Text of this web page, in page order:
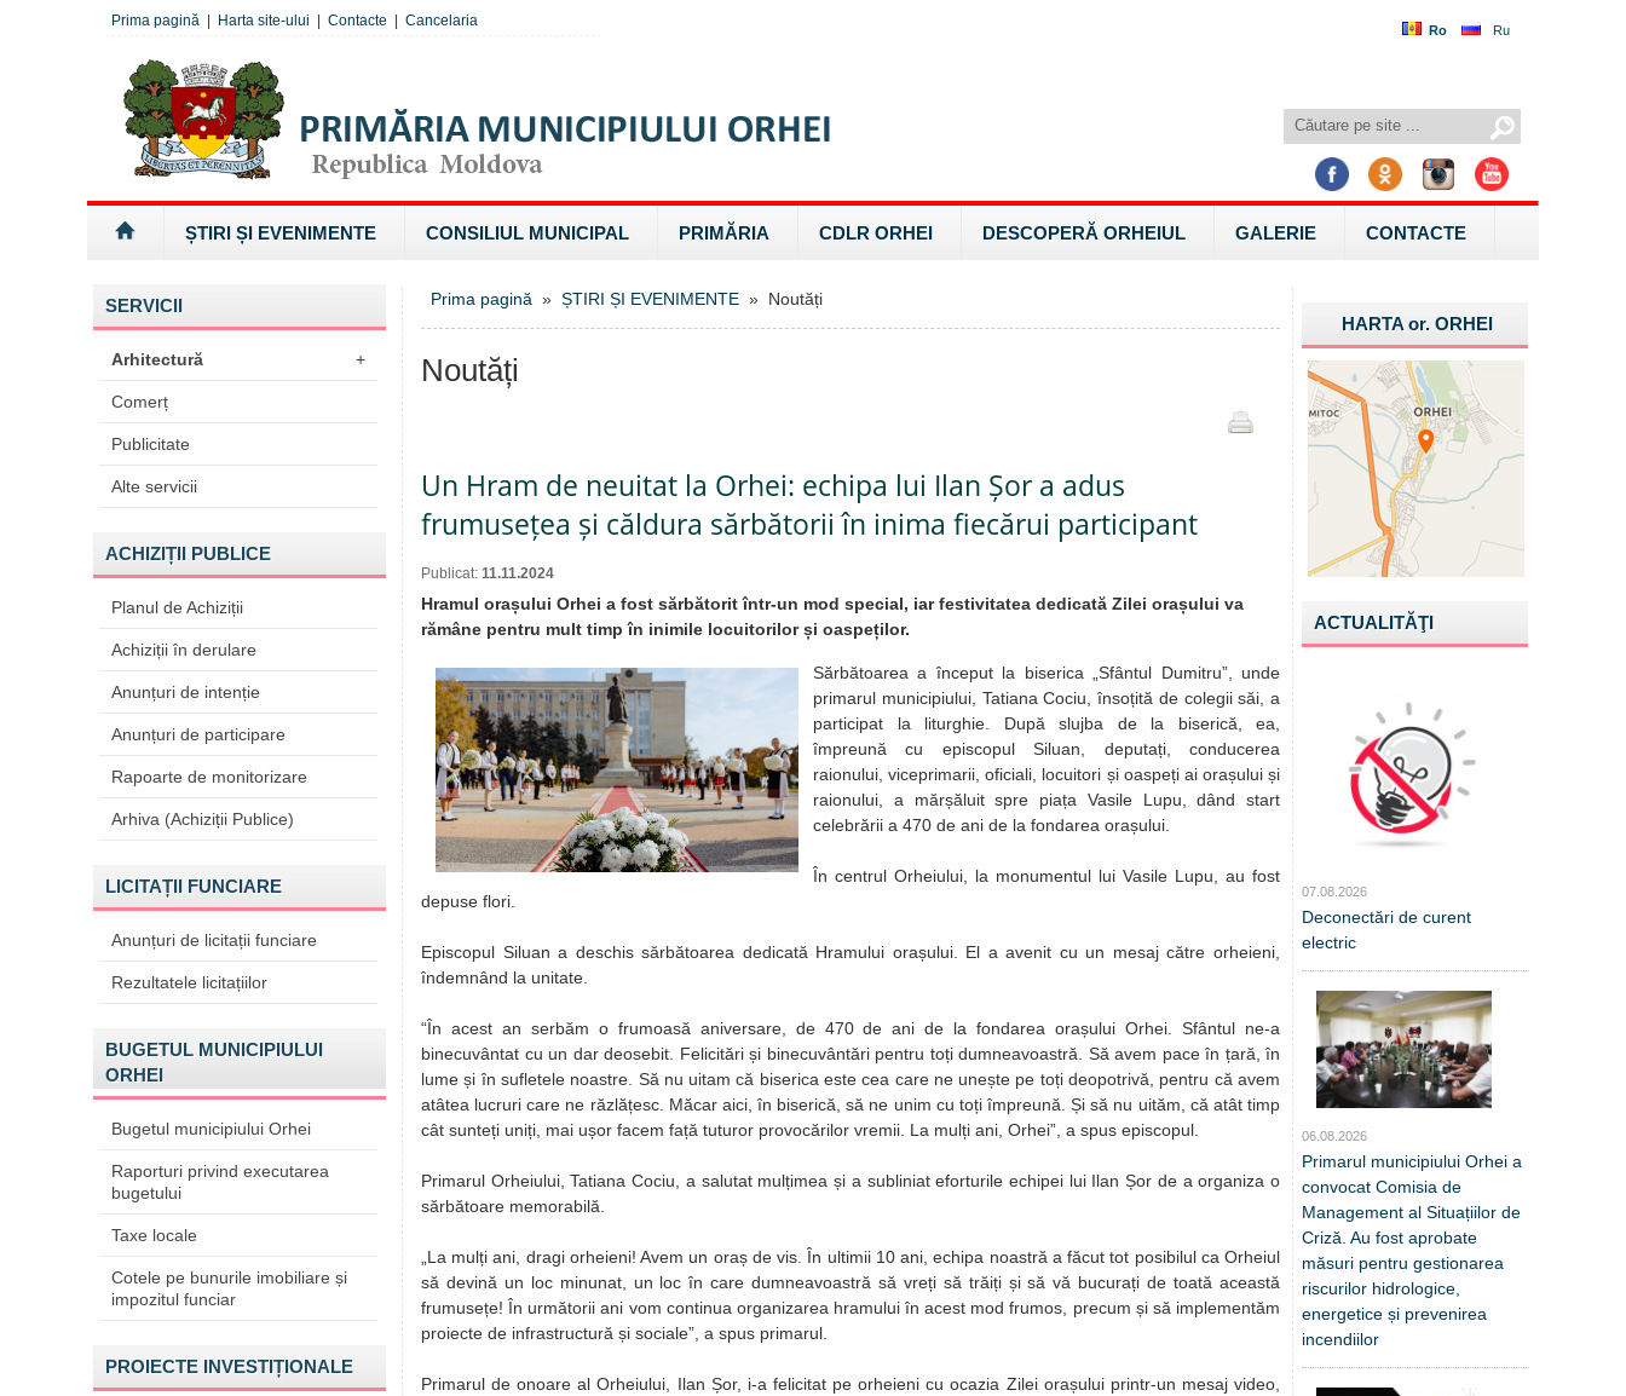
Ro Ru
Prima pagină Harta site-ului Contacte Cancelaria
ȘTIRI ȘI EVENIMENTE CONSILIUL MUNICIPAL PRIMĂRIA CDLR ORHEI DESCOPERĂ ORHEIUL GALERIE CONTACTE
SERVICII
Arhitectură +
Comerț
Publicitate
Alte servicii
ACHIZIȚII PUBLICE
Planul de Achiziții
Achiziții în derulare
Anunțuri de intenție
Anunțuri de participare
Rapoarte de monitorizare
Arhiva (Achiziții Publice)
LICITAȚII FUNCIARE
Anunțuri de licitații funciare
Rezultatele licitațiilor
BUGETUL MUNICIPIULUI
ORHEI
Bugetul municipiului Orhei
Raporturi privind executarea
bugetului
Taxe locale
Cotele pe bunurile imobiliare și
impozitul funciar
PROIECTE INVESTIȚIONALE
Prima pagină » ȘTIRI ȘI EVENIMENTE » Noutăți
Noutăți
Un Hram de neuitat la Orhei: echipa lui Ilan Șor a adus
frumusețea și căldura sărbătorii în inima fiecărui participant
Publicat: 11.11.2024
Hramul orașului Orhei a fost sărbătorit într-un mod special, iar festivitatea dedicată Zilei orașului va
rămâne pentru mult timp în inimile locuitorilor și oaspeților.
Sărbătoarea a început la biserica „Sfântul Dumitru”, unde
primarul municipiului, Tatiana Cociu, însoțită de colegii săi, a
participat la liturghie. După slujba de la biserică, ea,
împreună cu episcopul Siluan, deputați, conducerea
raionului, viceprimarii, oficiali, locuitori și oaspeți ai orașului și
raionului, a mărșăluit spre piața Vasile Lupu, dând start
celebrării a 470 de ani de la fondarea orașului.
În centrul Orheiului, la monumentul lui Vasile Lupu, au fost
depuse flori.
Episcopul Siluan a deschis sărbătoarea dedicată Hramului orașului. El a avenit cu un mesaj către orheieni,
îndemnând la unitate.
“În acest an serbăm o frumoasă aniversare, de 470 de ani de la fondarea orașului Orhei. Sfântul ne-a
binecuvântat cu un dar deosebit. Felicitări și binecuvântări pentru toți dumneavoastră. Să avem pace în țară, în
lume și în sufletele noastre. Să nu uitam că biserica este cea care ne unește pe toți deopotrivă, pentru că avem
atâtea lucruri care ne răzlățesc. Măcar aici, în biserică, să ne unim cu toți împreună. Și să nu uităm, că atât timp
cât sunteți uniți, mai ușor facem față tuturor provocărilor vremii. La mulți ani, Orhei”, a spus episcopul.
Primarul Orheiului, Tatiana Cociu, a salutat mulțimea și a subliniat eforturile echipei lui Ilan Șor de a organiza o
sărbătoare memorabilă.
„La mulți ani, dragi orheieni! Avem un oraș de vis. În ultimii 10 ani, echipa noastră a făcut tot posibilul ca Orheiul
să devină un loc minunat, un loc în care dumneavoastră să vreți să trăiți și să vă bucurați de toată această
frumusețe! În următorii ani vom continua organizarea hramului în acest mod frumos, precum și să implementăm
proiecte de infrastructură și sociale”, a spus primarul.
Primarul de onoare al Orheiului, Ilan Șor, i-a felicitat pe orheieni cu ocazia Zilei orașului printr-un mesaj video,
HARTA or.ORHEI
ACTUALITĂŢI
07.08.2026
Deconectări de curent
electric
06.08.2026
Primarul municipiului Orhei a
convocat Comisia de
Management al Situațiilor de
Criză. Au fost aprobate
măsuri pentru gestionarea
riscurilor hidrologice,
energetice și prevenirea
incendiilor